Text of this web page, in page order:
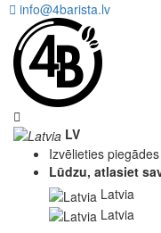
info@4barista.lv
LV
Izvēlieties
Lūdzu, atlasiet
Latvia
Latvia